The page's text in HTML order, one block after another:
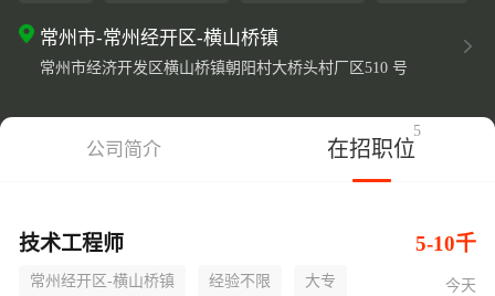
常州市-常州经开区-横山桥镇
常州市经济开发区横山桥镇朝阳村大桥头村厂区510 号
公司简介 在招职位
5
技术工程师 5-10千
常州经开区-横山桥镇 经验不限 大专 今天